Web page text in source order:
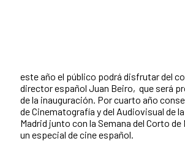
este año el público podrá disfrutar del
director español Juan Beiro, que será
de la inauguración. Por cuarto año
de Cinematografía y del Audiovisual de
Madrid junto con la Semana del Corto
un especial de cine español.